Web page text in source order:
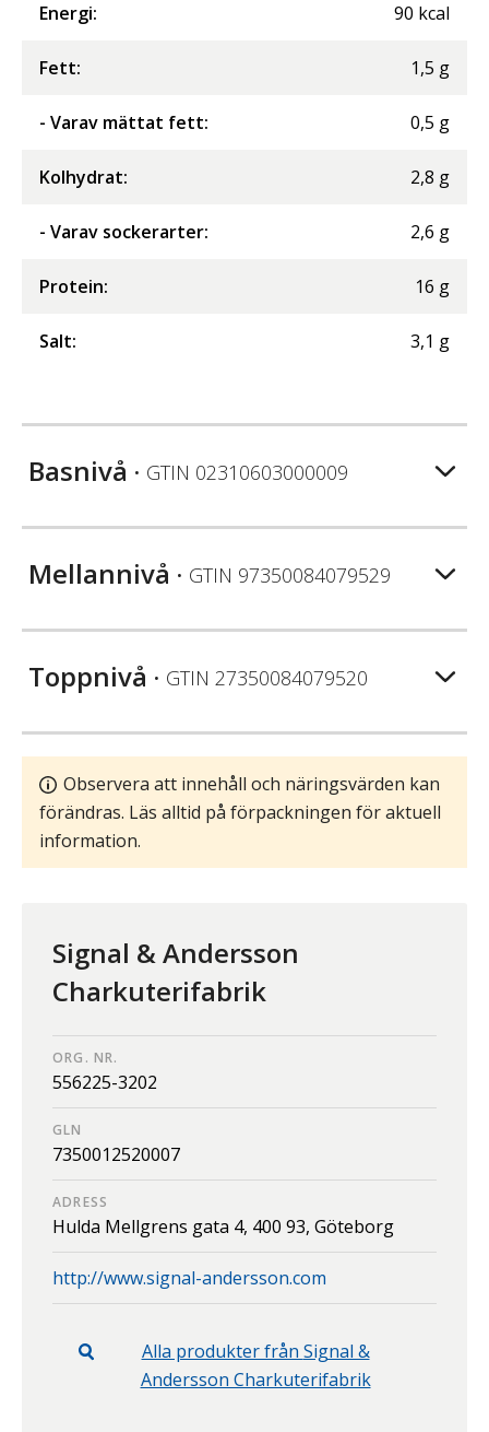
Energi: 90 kcal
Fett: 1,5 g
- Varav mättat fett: 0,5 g
Kolhydrat: 2,8 g
- Varav sockerarter: 2,6 g
Protein: 16 g
Salt: 3,1 g
Basnivå • GTIN 02310603000009
Mellannivå • GTIN 97350084079529
Toppnivå • GTIN 27350084079520
Observera att innehåll och näringsvärden kan
förändras. Läs alltid på förpackningen för aktuell
information.
Signal & Andersson
Charkuterifabrik
ORG. NR.
556225-3202
GLN
7350012520007
ADRESS
Hulda Mellgrens gata 4, 400 93, Göteborg
http://www.signal-andersson.com
Alla produkter från Signal &
Andersson Charkuterifabrik